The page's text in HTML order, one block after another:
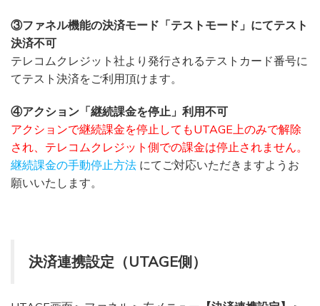
③ファネル機能の決済モード「テストモード」にてテスト
決済不可
テレコムクレジット社より発行されるテストカード番号に
てテスト決済をご利用頂けます。
④アクション「継続課金を停止」利用不可
アクションで継続課金を停止してもUTAGE上のみで解除
され、テレコムクレジット側での課金は停止されません。
継続課金の手動停止方法 にてご対応いただきますようお
願いいたします。
決済連携設定（UTAGE側）